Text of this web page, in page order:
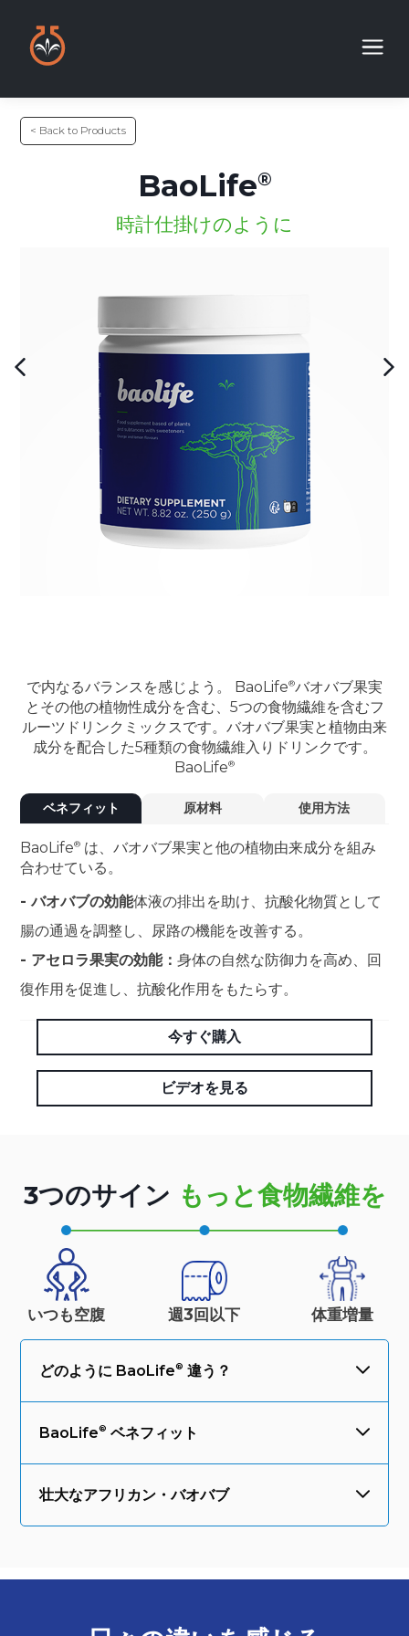
< Back to Products
BaoLife
時計仕掛けのように
で内なるバランスを感じよう。 BaoLife バオバブ果実
とその他の植物性成分を含む、5つの食物繊維を含むフ
ルーツドリンクミックスです。バオバブ果実と植物由来
成分を配合した5種類の食物繊維入りドリンクです。
BaoLife
ベネフィット 原材料 使用方法
BaoLife
は、バオバブ果実と他の植物由来成分を組み
合わせている。
- バオバブの効能体液の排出を助け、抗酸化物質として
腸の通過を調整し、尿路の機能を改善する。
- アセロラ果実の効能：身体の自然な防御力を高め、回
復作用を促進し、抗酸化作用をもたらす。
今すぐ購入
ビデオを見る
3つのサイン もっと食物繊維を
いつも空腹 週3回以下 体重増量
どのように BaoLife 違う？
BaoLife ベネフィット
壮大なアフリカン・バオバブ